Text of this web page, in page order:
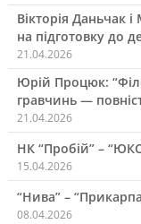
Вікторія Даньчак
на підготовку до
21.04.2026
Юрій Процюк:
гравчинь —
21.04.2026
НК “Пробій” –
15.04.2026
“Нива” –
08.04.2026